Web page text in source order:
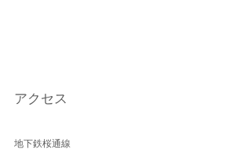
アクセス
地下鉄桜通線